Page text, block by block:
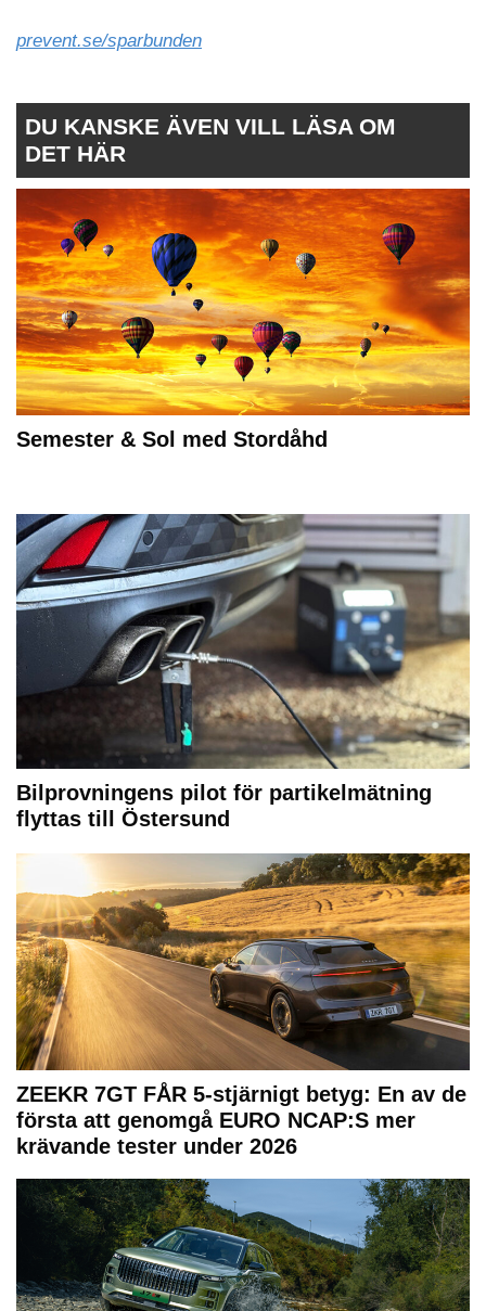
prevent.se/sparbunden
DU KANSKE ÄVEN VILL LÄSA OM
DET HÄR
Semester & Sol med Stordåhd
Bilprovningens pilot för partikelmätning
flyttas till Östersund
ZEEKR 7GT FÅR 5-stjärnigt betyg: En av de
första att genomgå EURO NCAP:S mer
krävande tester under 2026